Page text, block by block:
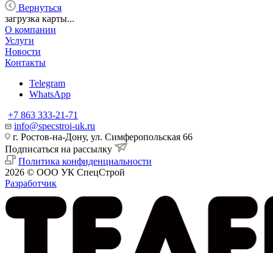
Вернуться
загрузка карты...
О компании
Услуги
Новости
Контакты
Telegram
WhatsApp
+7 863 333-21-71
info@specstroi-uk.ru
г. Ростов-на-Дону, ул. Симферопольская 66
Подписаться на рассылку
Политика конфиденциальности
2026 © ООО УК СпецСтрой
Разработчик